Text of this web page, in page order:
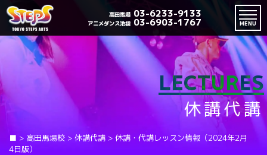
高田馬場 03-6233-9133
アニメダンス池袋 03-6903-1767 MENU
LECTURES
休講代講
■ > 高田馬場校 > 休講代講 > 休講・代講レッスン情報（2024年2月
4日版）